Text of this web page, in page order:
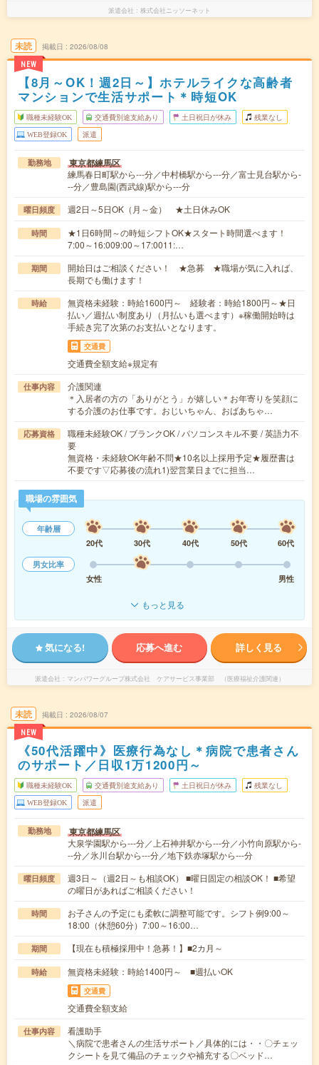
派遣会社 株式会社ニッソーネット
未読
NEW
掲載日 2026/08/08
【8月～OK！週2日～】ホテルライクな高齢者
マンションで生活サポート＊時短OK
職種未経験OK 交通費別途支給あり 土日祝日が休み 残業なし
WEB登録OK 派遣
勤務地 東京都練馬区
練馬春日町駅から---分／中村橋駅から---分／富士見台駅から-
--分／豊島園(西武線)駅から---分
曜日頻度 週2日～5日OK（月～金） ★土日休みOK
時間
★1日6時間～の時短シフトOK★スタート時間選べます！
7:00～16:009:00～17:0011:…
期間
開始日はご相談ください！ ★急募 ★職場が気に入れば、
長期でも働けます！
時給
無資格未経験：時給1600円～ 経験者：時給1800円～★日
払い／週払い制度あり（月払いも選べます）※稼働開始時は
手続き完了次第のお支払いとなります。
交通費
交通費全額支給※規定有
仕事内容
介護関連
＊入居者の方の「ありがとう」が嬉しい＊お年寄りを笑顔に
する介護のお仕事です。おじいちゃん、おばあちゃ…
応募資格
職種未経験OK / ブランクOK / パソコンスキル不要 / 英語力不
要
無資格・未経験OK年齢不問★10名以上採用予定★履歴書は
不要です▽応募後の流れ1)翌営業日までに担当…
職場の雰囲気
年齢層
20代
30代 40代 50代
60代
男女比率
女性
男性
もっと見る
気になる! 応募へ進む 詳しく見る
派遣会社 マンパワーグループ株式会社 ケアサービス事業部 （医療福祉介護関連）
未読
NEW
掲載日 2026/08/07
《50代活躍中》医療行為なし＊病院で患者さん
のサポート／日収1万1200円～
職種未経験OK 交通費別途支給あり 土日祝日が休み 残業なし
WEB登録OK 派遣
勤務地 東京都練馬区
大泉学園駅から---分／上石神井駅から---分／小竹向原駅から-
--分／氷川台駅から---分／地下鉄赤塚駅から---分
曜日頻度
週3日～（週2日～も相談OK） ■曜日固定の相談OK！ ■希望
の曜日があればご相談ください！
時間
お子さんの予定にも柔軟に調整可能です。シフト例9:00～
18:00（休憩60分）7:00～16:00…
期間 【現在も積極採用中！急募！】■2カ月～
時給 無資格未経験：時給1400円～ ■週払いOK
交通費
交通費全額支給
仕事内容
看護助手
＼病院で患者さんの生活サポート／具体的には・・〇チェッ
クシートを見て備品のチェックや補充する〇ベッド…